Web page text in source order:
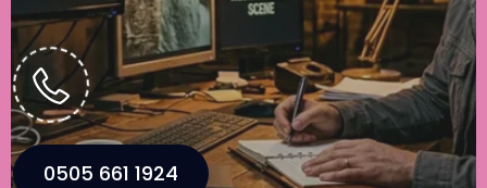
Westpoint İş Merkezi Nilüfer/BURSA
0505 661 1924